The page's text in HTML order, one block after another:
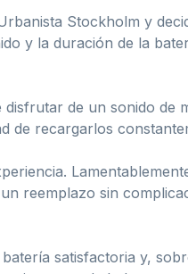
Stockholm y
y la duración de la
de un sonido de
de recargarlos
reemplazo sin
satisfactoria y,